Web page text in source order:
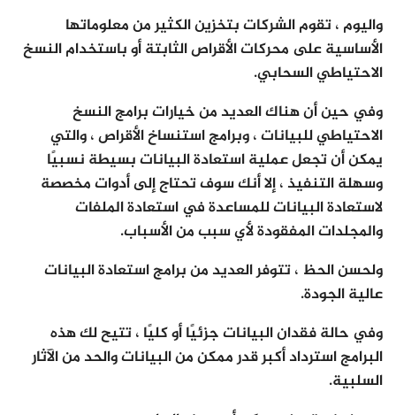
واليوم ، تقوم الشركات بتخزين الكثير من معلوماتها
الأساسية على محركات الأقراص الثابتة أو باستخدام النسخ
الاحتياطي السحابي.
وفي حين أن هناك العديد من خيارات برامج النسخ
الاحتياطي للبيانات ، وبرامج استنساخ الأقراص ، والتي
يمكن أن تجعل عملية استعادة البيانات بسيطة نسبيًا
وسهلة التنفيذ ، إلا أنك سوف تحتاج إلى أدوات مخصصة
لاستعادة البيانات للمساعدة في استعادة الملفات
والمجلدات المفقودة لأي سبب من الأسباب.
ولحسن الحظ ، تتوفر العديد من برامج استعادة البيانات
عالية الجودة.
وفي حالة فقدان البيانات جزئيًا أو كليًا ، تتيح لك هذه
البرامج استرداد أكبر قدر ممكن من البيانات والحد من الآثار
السلبية.